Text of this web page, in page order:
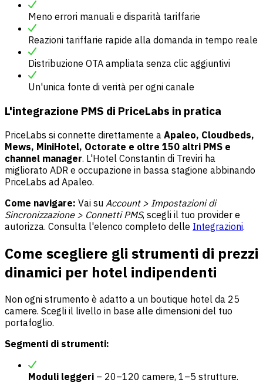
Meno errori manuali e disparità tariffarie
Reazioni tariffarie rapide alla domanda in tempo reale
Distribuzione OTA ampliata senza clic aggiuntivi
Un'unica fonte di verità per ogni canale
L'integrazione PMS di PriceLabs in pratica
PriceLabs si connette direttamente a Apaleo, Cloudbeds,
Mews, MiniHotel, Octorate e oltre 150 altri PMS e
channel manager. L'Hotel Constantin di Treviri ha
migliorato ADR e occupazione in bassa stagione abbinando
PriceLabs ad Apaleo.
Come navigare: Vai su Account > Impostazioni di
Sincronizzazione > Connetti PMS, scegli il tuo provider e
autorizza. Consulta l'elenco completo delle Integrazioni.
Come scegliere gli strumenti di prezzi
dinamici per hotel indipendenti
Non ogni strumento è adatto a un boutique hotel da 25
camere. Scegli il livello in base alle dimensioni del tuo
portafoglio.
Segmenti di strumenti:
Moduli leggeri – 20–120 camere, 1–5 strutture.